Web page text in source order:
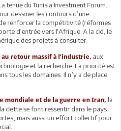
tenue du Tunisia Investment Forum,
dessiner les contours d’une
renforcer la compétitivité (réformes
d'entrée vers l'Afrique. A la clé, le
des projets à consulter.
retour massif à l’industrie, aux
et la recherche. La priorité est
tous les domaines. Il n’y a de place
mondiale et de la guerre en Iran, la
dette se font ressentir dans le pays.
mais aussi un effort collectif pour